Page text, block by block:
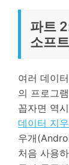
파트
소프
여러 데이
의 프로그
꼽자면 역
데이터 지
우개
처음 사용